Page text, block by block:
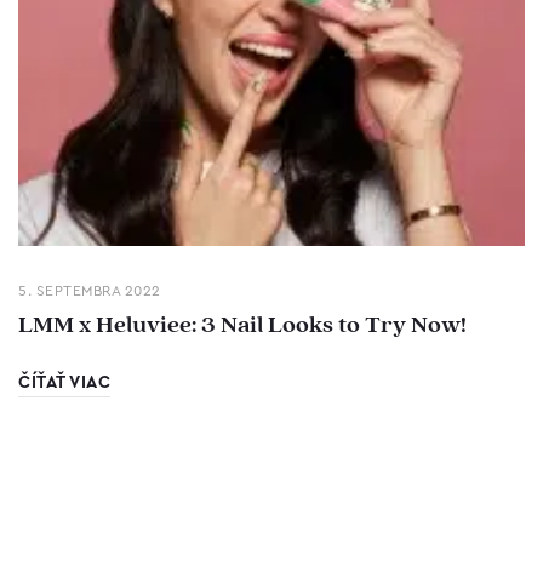
5. SEPTEMBRA 2022
LMM x Heluviee: 3 Nail Looks to Try Now!
ČÍŤAŤ VIAC